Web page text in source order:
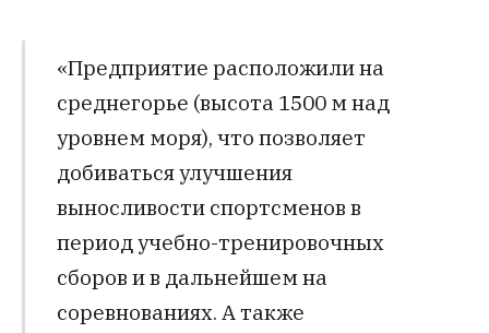
«Предприятие расположили на
среднегорье (высота 1500 м над
уровнем моря), что позволяет
добиваться улучшения
выносливости спортсменов в
период учебно-тренировочных
сборов и в дальнейшем на
соревнованиях. А также